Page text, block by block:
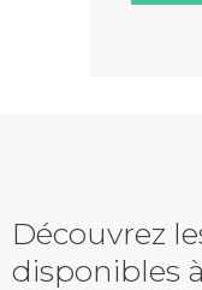
Découvrez
disponibles